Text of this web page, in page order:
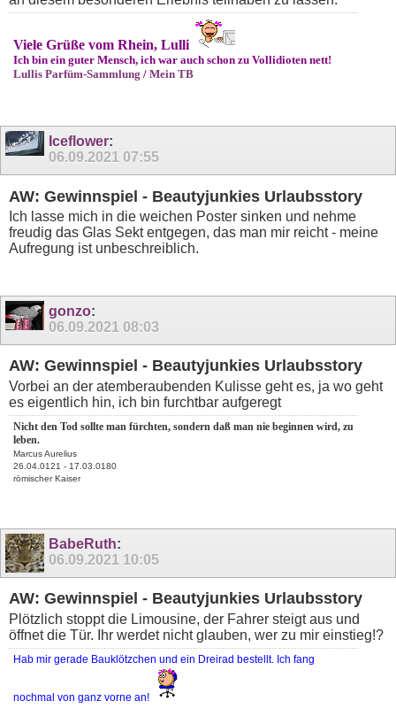
Viele Grüße vom Rhein, Lulli
Ich bin ein guter Mensch, ich war auch schon zu Vollidioten nett!
Lullis Parfüm-Sammlung / Mein TB
Iceflower:
06.09.2021 07:55
AW: Gewinnspiel - Beautyjunkies Urlaubsstory
Ich lasse mich in die weichen Poster sinken und nehme
freudig das Glas Sekt entgegen, das man mir reicht - meine
Aufregung ist unbeschreiblich.
gonzo:
06.09.2021 08:03
AW: Gewinnspiel - Beautyjunkies Urlaubsstory
Vorbei an der atemberaubenden Kulisse geht es, ja wo geht
es eigentlich hin, ich bin furchtbar aufgeregt
Nicht den Tod sollte man fürchten, sondern daß man nie beginnen wird, zu
leben.
Marcus Aurelius
26.04.0121 - 17.03.0180
römischer Kaiser
BabeRuth:
06.09.2021 10:05
AW: Gewinnspiel - Beautyjunkies Urlaubsstory
Plötzlich stoppt die Limousine, der Fahrer steigt aus und
öffnet die Tür. Ihr werdet nicht glauben, wer zu mir einstieg!?
Hab mir gerade Bauklötzchen und ein Dreirad bestellt. Ich fang
nochmal von ganz vorne an!